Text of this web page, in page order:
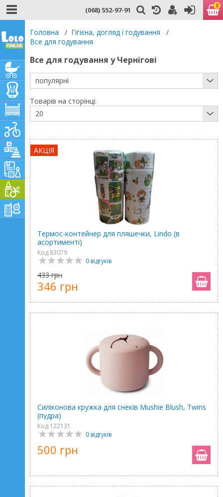
(068) 552-97-91 0
Головна / Гігієна, догляд і годування
/
Все для годування
Все для годування у Чернігові
популярні
Товарів на сторінці:
20
АКЦІЯ
Термос-контейнер для пляшечки, Lindo (в
асортименті)
Код 83079
0 відгуків
433 грн
346 грн
Силіконова кружка для снеків Mushie Blush, Twins
(пудра)
Код 122131
0 відгуків
500 грн